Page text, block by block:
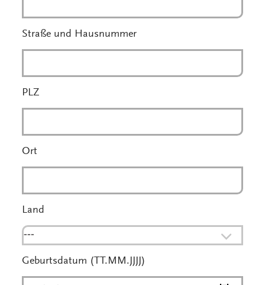
Straße und Hausnummer
PLZ
Ort
Land
---
Geburtsdatum (TT.MM.JJJJ)